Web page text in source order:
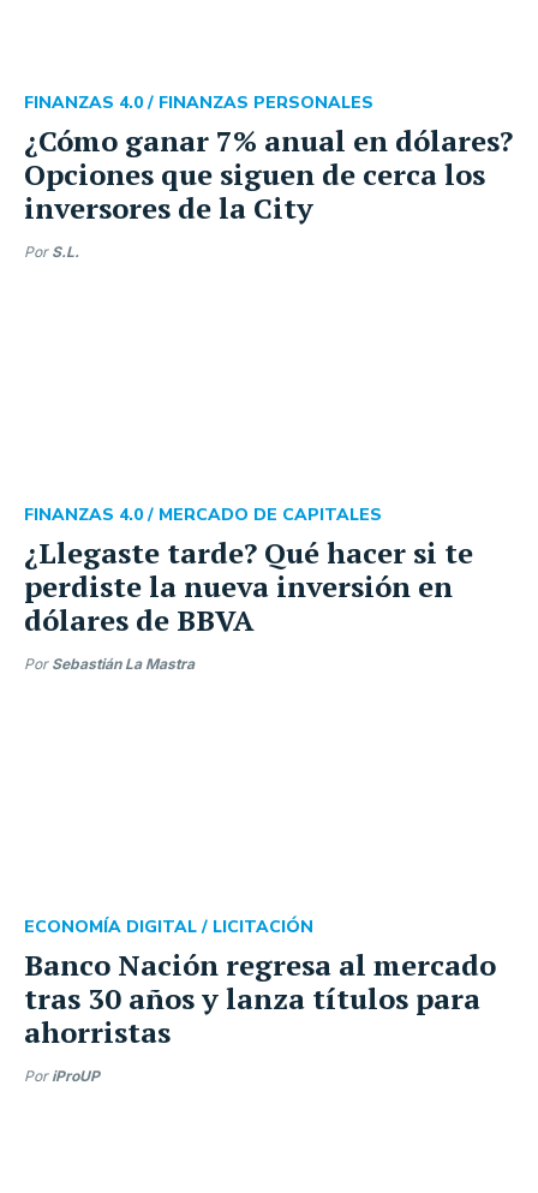
¿Cómo ganar 7% anual en dólares?
Opciones que siguen de cerca los
inversores de la City
FINANZAS 4.0 / FINANZAS PERSONALES
Por S.L.
¿Llegaste tarde? Qué hacer si te
perdiste la nueva inversión en
dólares de BBVA
FINANZAS 4.0 / MERCADO DE CAPITALES
Por Sebastián La Mastra
Banco Nación regresa al mercado
tras 30 años y lanza títulos para
ahorristas
ECONOMÍA DIGITAL / LICITACIÓN
Por iProUP